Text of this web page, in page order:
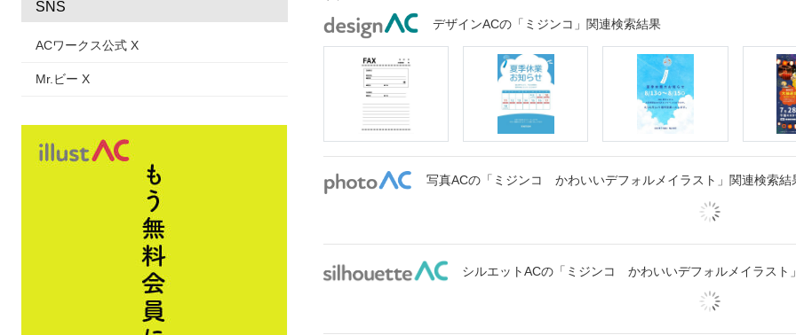
SNS
ACワークス公式 X
Mr.ビー X
デザインACの「ミジンコ」関連検索結果
写真ACの「ミジンコ かわいいデフォルメイラスト」関連検索結
シルエットACの「ミジンコ かわいいデフォルメイラスト